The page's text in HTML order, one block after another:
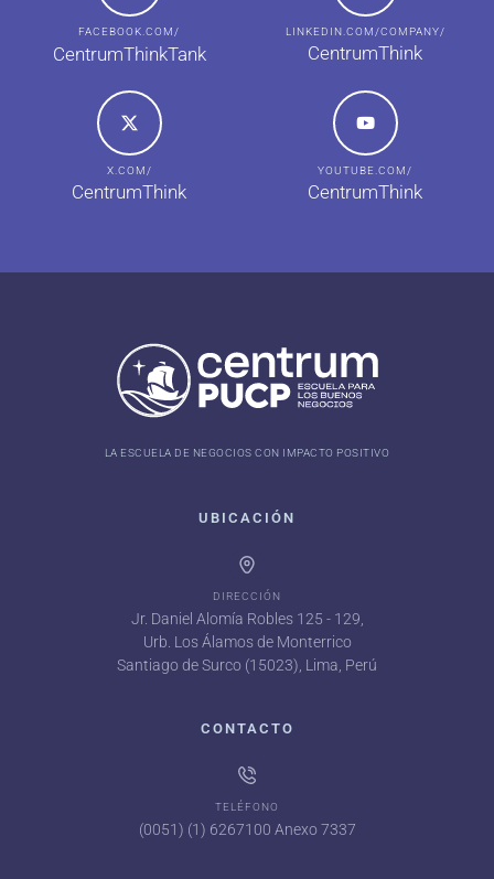
FACEBOOK.COM/
CentrumThinkTank
LINKEDIN.COM/COMPANY/
CentrumThink
X.COM/
CentrumThink
YOUTUBE.COM/
CentrumThink
LA ESCUELA DE NEGOCIOS CON IMPACTO POSITIVO
UBICACIÓN
DIRECCIÓN
Jr. Daniel Alomía Robles 125 - 129,
Urb. Los Álamos de Monterrico
Santiago de Surco (15023), Lima, Perú
CONTACTO
TELÉFONO
(0051) (1) 6267100 Anexo 7337